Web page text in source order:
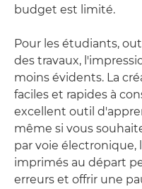
budget est limité.
Pour les étudiants,
des travaux,
moins évidents. La
faciles et rapides à
excellent outil
même si vous
par voie
imprimés au départ
erreurs et offrir une